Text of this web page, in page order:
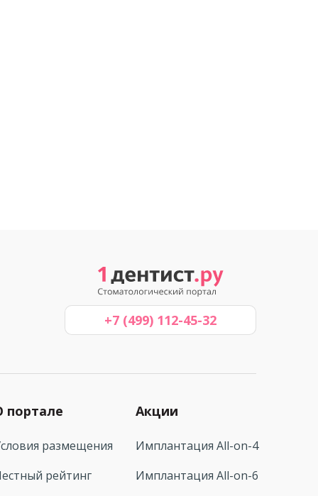
+7 (499) 112-45-32
портале
размещения
рейтинг
Акции
Имплантация All-on-4
Имплантация All-on-6